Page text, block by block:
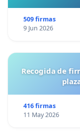
509 firmas
9 Jun 2026
Recogida de
416 firmas
11 May 2026